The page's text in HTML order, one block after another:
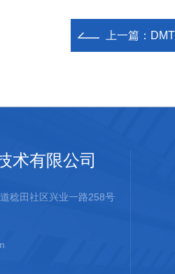
上一篇：
术有限公司
稔田社区兴业一路258号